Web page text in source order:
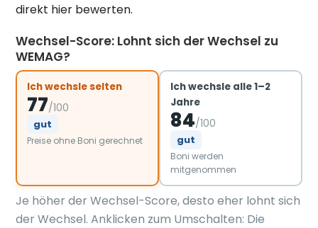
direkt hier bewerten.
Wechsel-Score: Lohnt sich der Wechsel zu
WEMAG?
Ich wechsle selten
77/100
gut
Preise ohne Boni gerechnet
Ich wechsle alle 1–2
Jahre
84/100
gut
Boni werden
mitgenommen
Je höher der Wechsel-Score, desto eher lohnt sich
der Wechsel. Anklicken zum Umschalten: Die